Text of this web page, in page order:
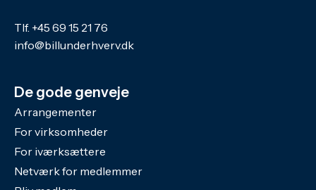
Tlf. +45 69 15 21 76
info@billunderhverv.dk
De gode genveje
Arrangementer
For virksomheder
For iværksættere
Netværk for medlemmer